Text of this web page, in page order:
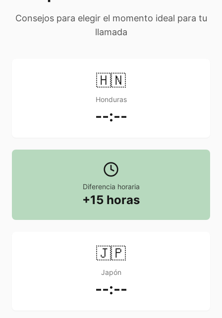
Consejos para elegir el momento ideal para tu
llamada
🇭🇳
Honduras
--:--
Diferencia horaria
+15 horas
🇯🇵
Japón
--:--